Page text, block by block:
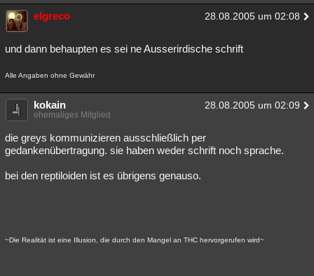
elgreco 28.08.2005 um 02:08
und dann behaupten es sei ne Ausserirdische schrift
Alle Angaben ohne Gewähr
kokain 28.08.2005 um 02:09
ehemaliges Mitglied
die greys kommunizieren ausschließlich per
gedankenübertragung. sie haben weder schrift noch sprache.
bei den reptiloiden ist es übrigens genauso.
~Die Realität ist eine Illusion, die durch den Mangel an THC hervorgerufen wird~